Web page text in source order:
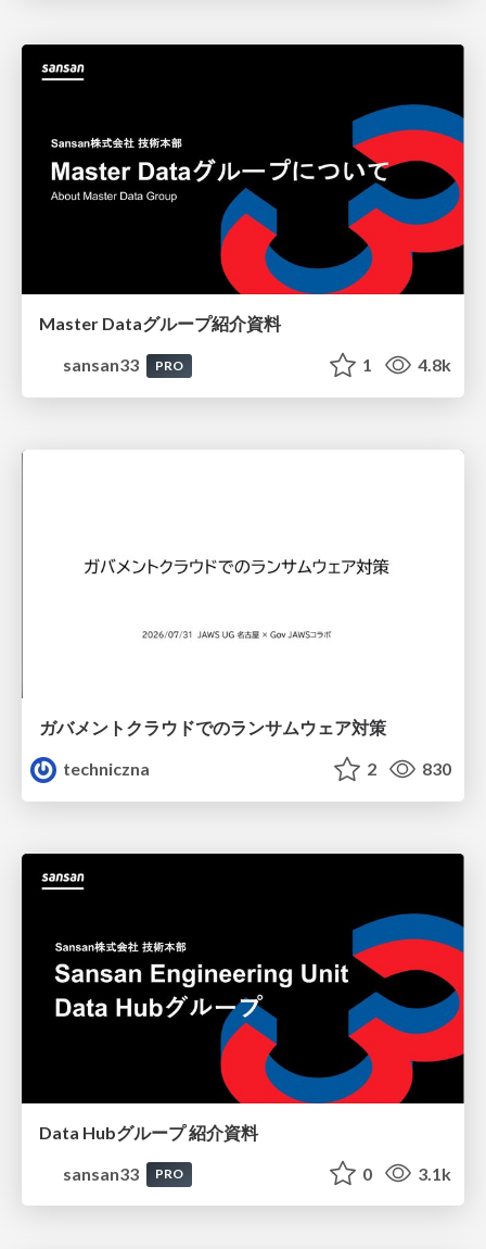
Master Dataグループ紹介資料
sansan33
PRO 1 4.8k
ガバメントクラウドでのランサムウェア対策
techniczna
2 830
Data Hubグループ 紹介資料
sansan33
PRO 0 3.1k